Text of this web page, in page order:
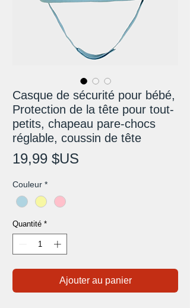
Casque de sécurité pour bébé,
Protection de la tête pour tout-
petits, chapeau pare-chocs
réglable, coussin de tête
19,99 $US
Couleur *
Quantité *
Ajouter au panier